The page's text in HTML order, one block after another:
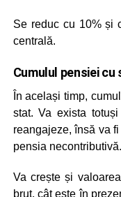
Se reduc cu 10% și
centrală.
Cumulul pensiei
În același timp,
stat. Va exista
reangajeze, însă va
pensia necontributivă.
Va crește și
brut, cât este în